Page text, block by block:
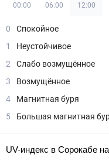
00:00 06:00 12:00
0
Спокойное
1
Неустойчивое
2
Слабо возмущённое
3
Возмущённое
4
Магнитная буря
5
Большая магнитная
UV-индекс в Сорокабе